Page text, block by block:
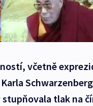
včetně
tlak na